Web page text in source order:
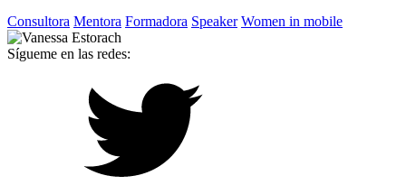
Consultora Mentora Formadora Speaker Women in mobile
Sígueme en las redes: